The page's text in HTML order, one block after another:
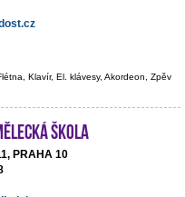
Klavír, El. klávesy, Akordeon, Zpěv
škola
PRAHA 10